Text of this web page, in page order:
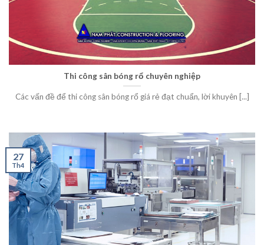
Thi công sân bóng rổ chuyên nghiệp
Các vấn đề để thi công sân bóng rổ giá rẻ đạt chuẩn, lời khuyên [...]
27
Th4